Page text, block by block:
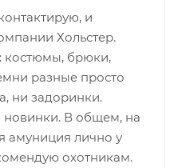
и
Хольстер.
костюмы, брюки,
разные просто
ни задоринки.
новинки. В общем, на
амуниция лично у
охотникам.